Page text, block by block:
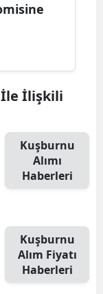
İle İlişkili
Kuşburnu
Alımı
Haberleri
Kuşburnu
Alım Fiyatı
Haberleri